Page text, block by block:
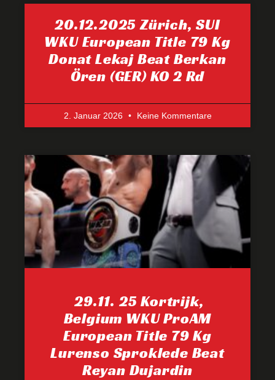
20.12.2025 Zürich, SUI
WKU European Title 79 Kg
Donat Lekaj Beat Berkan
Ören (GER) KO 2 Rd
2. Januar 2026 Keine Kommentare
29.11. 25 Kortrijk,
Belgium WKU ProAM
European Title 79 Kg
Lurenso Sproklede Beat
Reyan Dujardin